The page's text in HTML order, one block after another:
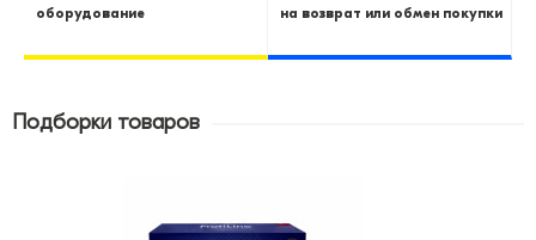
оборудование
на возврат или обмен покупки
Подборки товаров